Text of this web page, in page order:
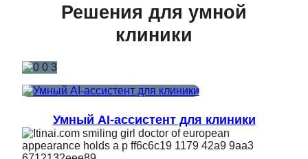
Решения для умной
клиники
Умный AI-ассистент для клиники